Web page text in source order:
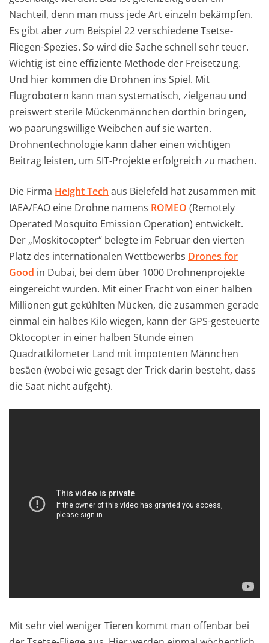
Nachteil, denn man muss jede Art einzeln bekämpfen.
Es gibt aber zum Beispiel 22 verschiedene Tsetse-
Fliegen-Spezies. So wird die Sache schnell sehr teuer.
Wichtig ist eine effiziente Methode der Freisetzung.
Und hier kommen die Drohnen ins Spiel. Mit
Flugrobotern kann man systematisch, zielgenau und
preiswert sterile Mückenmännchen dorthin bringen,
wo paarungswillige Weibchen auf sie warten.
Drohnentechnologie kann daher einen wichtigen
Beitrag leisten, um SIT-Projekte erfolgreich zu machen.
Die Firma Height Tech aus Bielefeld hat zusammen mit
IAEA/FAO eine Drohne namens ROMEO (Remotely
Operated Mosquito Emission Operation) entwickelt.
Der „Moskitocopter“ belegte im Februar den vierten
Platz des internationalen Wettbewerbs Drones for
Good in Dubai, bei dem über 1000 Drohnenprojekte
eingereicht wurden. Mit einer Fracht von einer halben
Millionen gut gekühlten Mücken, die zusammen gerade
einmal ein halbes Kilo wiegen, kann der GPS-gesteuerte
Oktocopter in einer halben Stunde einen
Quadratkilometer Land mit impotenten Männchen
besäen (wobei wie gesagt der Trick darin besteht, dass
die Saat nicht aufgeht).
Mit sehr viel weniger Tieren kommt man offenbar bei